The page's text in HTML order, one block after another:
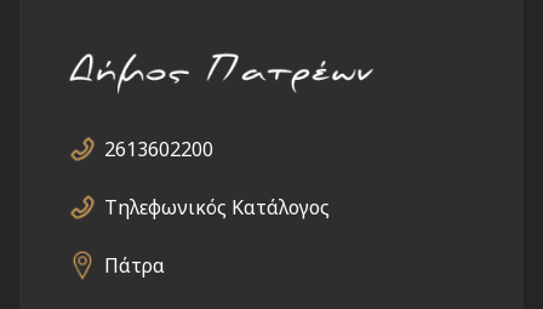
2613602200
Τηλεφωνικός Κατάλογος
Πάτρα